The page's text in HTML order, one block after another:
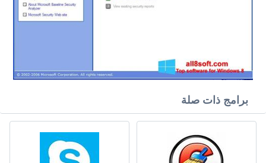
برامج ذات صلة